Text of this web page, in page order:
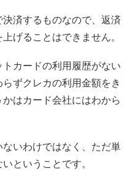
済するものなので、返済
げることはできません。
カードの利用履歴がない
ずクレカの利用金額をき
はカード会社にはわから
いわけではなく、ただ単
ということです。